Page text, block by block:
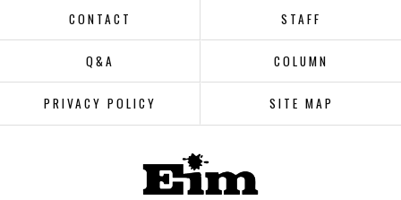
CONTACT STAFF
Q&A COLUMN
PRIVACY POLICY SITE MAP